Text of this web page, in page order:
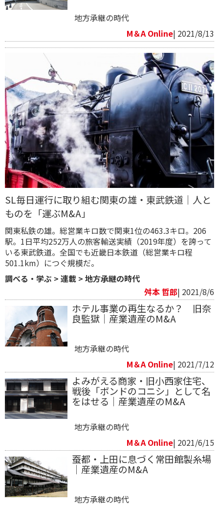
地方承継の時代
M＆A Online| 2021/8/13
SL毎日運行に取り組む関東の雄・東武鉄道｜人と
ものを「運ぶM&A」
関東私鉄の雄。総営業キロ数で関東1位の463.3キロ。206
駅。1日平均252万人の旅客輸送実績（2019年度）を誇って
いる東武鉄道。全国でも近畿日本鉄道（総営業キロ程
501.1km）につぐ規模だ。
調べる・学ぶ > 連載 > 地方承継の時代
舛本 哲郎| 2021/8/6
ホテル事業の再生なるか？ 旧奈
良監獄｜産業遺産のM&A
地方承継の時代
M＆A Online| 2021/7/12
よみがえる商家・旧小西家住宅、
戦後「ボンドのコニシ」として名
をはせる｜産業遺産のM&A
地方承継の時代
M＆A Online| 2021/6/15
蚕都・上田に息づく常田館製糸場
｜産業遺産のM&A
地方承継の時代